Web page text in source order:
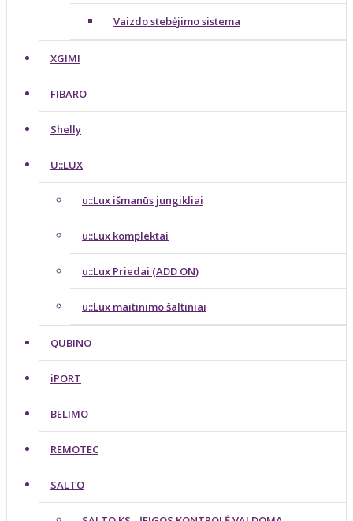
Vaizdo stebėjimo sistema
XGIMI
FIBARO
Shelly
U::LUX
u::Lux išmanūs jungikliai
u::Lux komplektai
u::Lux Priedai (ADD ON)
u::Lux maitinimo šaltiniai
QUBINO
iPORT
BELIMO
REMOTEC
SALTO